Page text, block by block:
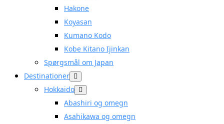
Hakone
Koyasan
Kumano Kodo
Kobe Kitano Ijinkan
Spørgsmål om Japan
Destinationer
Hokkaido
Abashiri og omegn
Asahikawa og omegn